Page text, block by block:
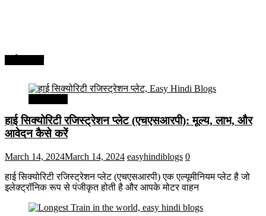
हाई सिक्योरिटी रजिस्ट्रेशन प्लेट (एचएसआरपी): मूल्य, लाभ, और
आवेदन कैसे करें
March 14, 2024March 14, 2024 easyhindiblogs 0
हाई सिक्योरिटी रजिस्ट्रेशन प्लेट (एचएसआरपी) एक एल्यूमीनियम प्लेट है जो
इलेक्ट्रॉनिक रूप से पंजीकृत होती है और आपके मोटर वाहन